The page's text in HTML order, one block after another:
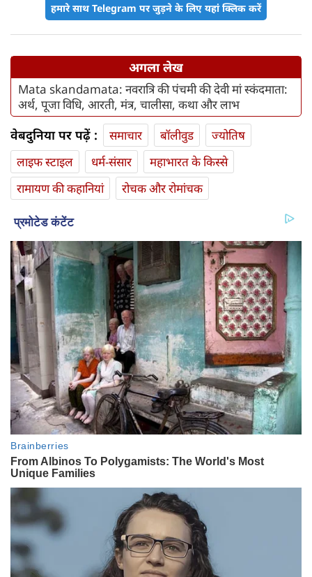
हमारे साथ Telegram पर जुड़ने के लिए यहां क्लिक करें
अगला लेख
Mata skandamata: नवरात्रि की पंचमी की देवी मां स्कंदमाता:
अर्थ, पूजा विधि, आरती, मंत्र, चालीसा, कथा और लाभ
वेबदुनिया पर पढ़ें : समाचार बॉलीवुड
ज्योतिष
लाइफ स्‍टाइल
धर्म-संसार
महाभारत के किस्से
रामायण की कहानियां
रोचक और रोमांचक